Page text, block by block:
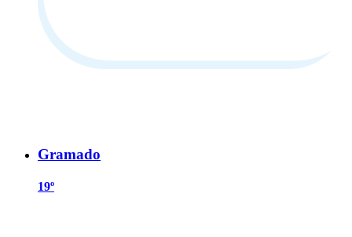
Gramado
19º